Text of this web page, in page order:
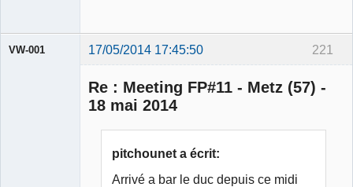
221
VW-001 17/05/2014 17:45:50
Re : Meeting FP#11 - Metz (57) -
18 mai 2014
pitchounet a écrit:
Arrivé a bar le duc depuis ce midi